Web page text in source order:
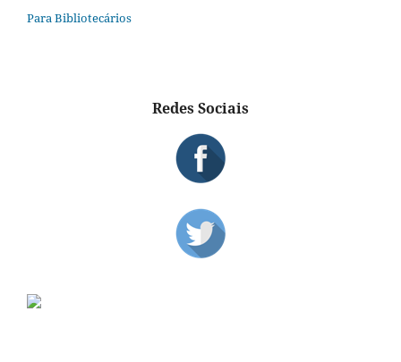
Para Bibliotecários
Redes Sociais